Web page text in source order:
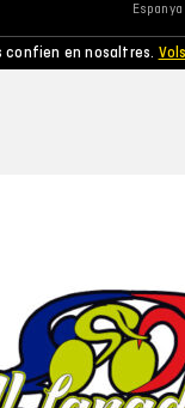
confien en nosaltres.
Espanya